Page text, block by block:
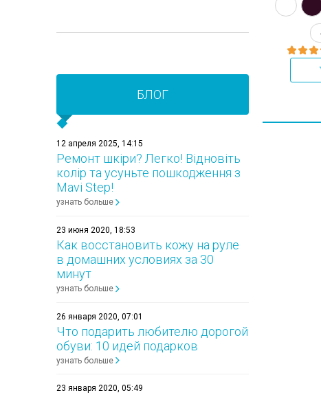
БЛОГ
12 апреля 2025, 14:15
Ремонт шкіри? Легко! Відновіть
колір та усуньте пошкодження з
Mavi Step!
узнать больше
23 июня 2020, 18:53
Как восстановить кожу на руле
в домашних условиях за 30
минут
узнать больше
26 января 2020, 07:01
Что подарить любителю дорогой
обуви: 10 идей подарков
узнать больше
23 января 2020, 05:49